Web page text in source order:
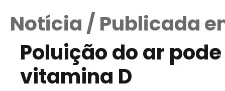
Notícia / Publicada
Poluição do ar
vitamina D